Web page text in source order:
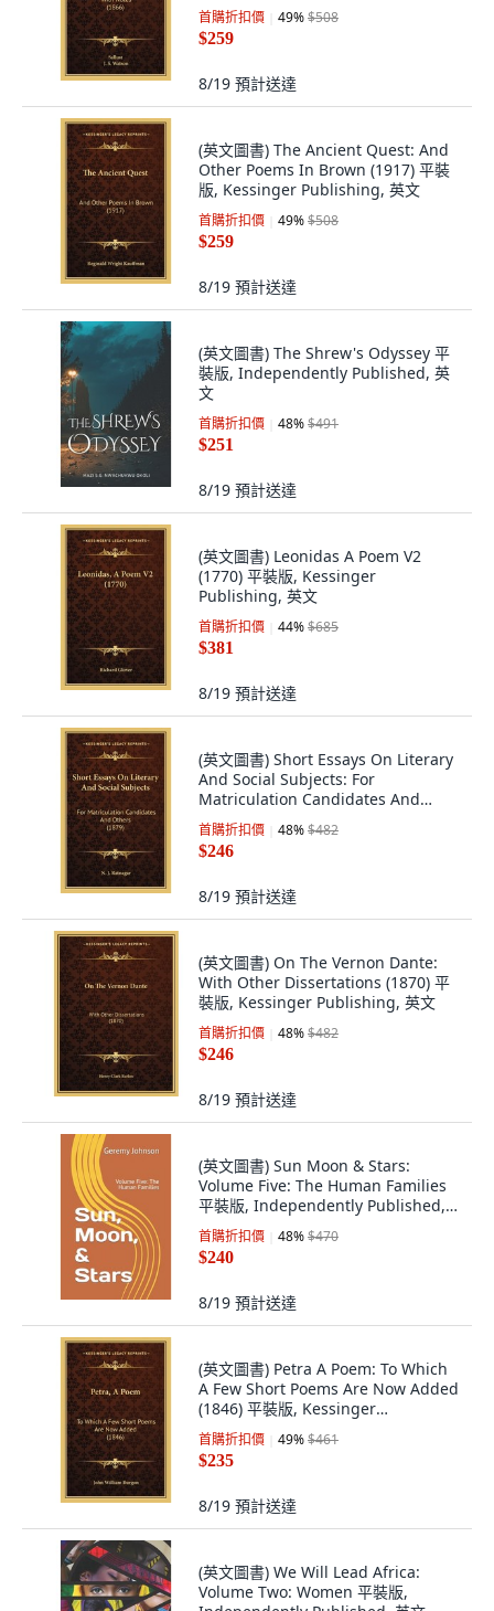
首購折扣價 49%$508
$259
8/19 預計送達
(英文圖書) The Ancient Quest: And
Other Poems In Brown (1917) 平裝
版, Kessinger Publishing, 英文
首購折扣價 49%$508
$259
8/19 預計送達
(英文圖書) The Shrew's Odyssey 平
裝版, Independently Published, 英
文
首購折扣價 48%$491
$251
8/19 預計送達
(英文圖書) Leonidas A Poem V2
(1770) 平裝版, Kessinger
Publishing, 英文
首購折扣價 44%$685
$381
8/19 預計送達
(英文圖書) Short Essays On Literary
And Social Subjects: For
Matriculation Candidates And
Others (1879) 平裝版, Kessinger
Publishing, 英文
首購折扣價 48%$482
$246
8/19 預計送達
(英文圖書) On The Vernon Dante:
With Other Dissertations (1870) 平
裝版, Kessinger Publishing, 英文
首購折扣價 48%$482
$246
8/19 預計送達
(英文圖書) Sun Moon & Stars:
Volume Five: The Human Families
平裝版, Independently Published,
英文
首購折扣價 48%$470
$240
8/19 預計送達
(英文圖書) Petra A Poem: To Which
A Few Short Poems Are Now Added
(1846) 平裝版, Kessinger
Publishing, 英文
首購折扣價 49%$461
$235
8/19 預計送達
(英文圖書) We Will Lead Africa:
Volume Two: Women 平裝版,